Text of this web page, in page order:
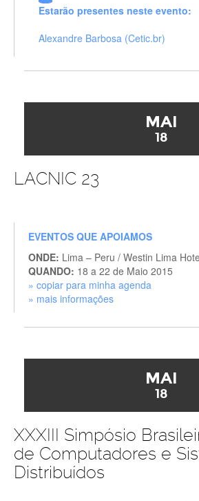
Estarão presentes neste evento:
Alexandre Barbosa (Cetic.br)
MAI
18
LACNIC 23
EVENTOS QUE APOIAMOS
ONDE: Lima – Peru / Westin Lima
QUANDO: 18 a 22 de Maio 2015
» copiar para minha agenda
» mais informações
MAI
18
XXXIII Simpósio
de Computadores e
Distribuídos